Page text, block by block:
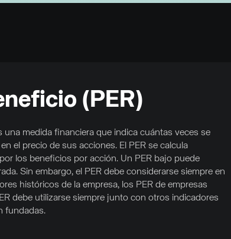
(PER)
una medida financiera que indica cuántas veces se
el precio de sus acciones. El PER se calcula
los beneficios por acción. Un PER bajo puede
Sin embargo, el PER debe considerarse siempre en
históricos de la empresa, los PER de empresas
debe utilizarse siempre junto con otros indicadores
fundadas.